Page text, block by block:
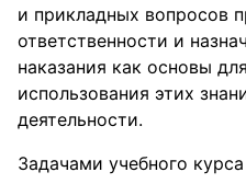
и прикладных вопросов
ответственности и
наказания как основы
использования этих
деятельности.
Задачами учебного